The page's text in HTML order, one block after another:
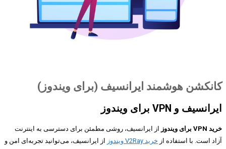
کانکشن هوشمند ایرانسیف (برای ویندوز)
ایرانسیف و VPN برای ویندوز
خرید VPN برای ویندوز
از ایرانسیف، روشی مطمئن برای دسترسی به اینترنت
آزاد است. با استفاده از خرید V2Ray ویندوز
از ایرانسیف، می‌توانید تجربه‌ای امن و